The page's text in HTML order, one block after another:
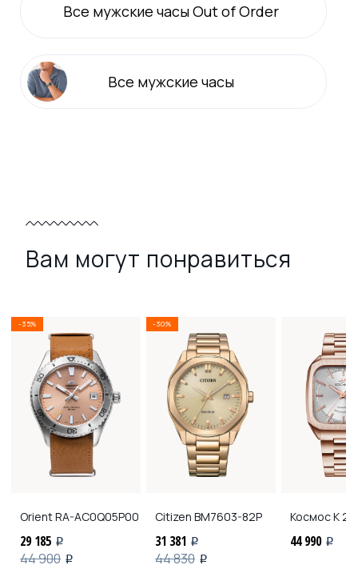
Все мужские часы Out of Order
Все мужские часы
Вам могут понравиться
-35%
OrientRA-AC0Q05P00
29 185 i
44 900 i
-30%
Citizen BM7603-82P
31 381 i
44 830 i
КосмосK
44 990 i